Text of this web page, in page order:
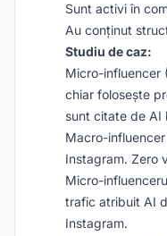
Sunt activi în
Au conținut
Studiu de caz:
Micro-influencer
chiar folosește
sunt citate de AI
Macro-
Instagram. Zero
Micro-
trafic atribuit AI
Instagram.